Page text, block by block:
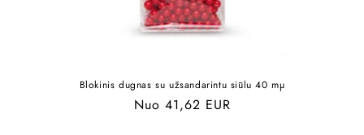
Blokinis dugnas su užsandarintu siūlu 40 mµ
Įprasta
Nuo 41,62 EUR